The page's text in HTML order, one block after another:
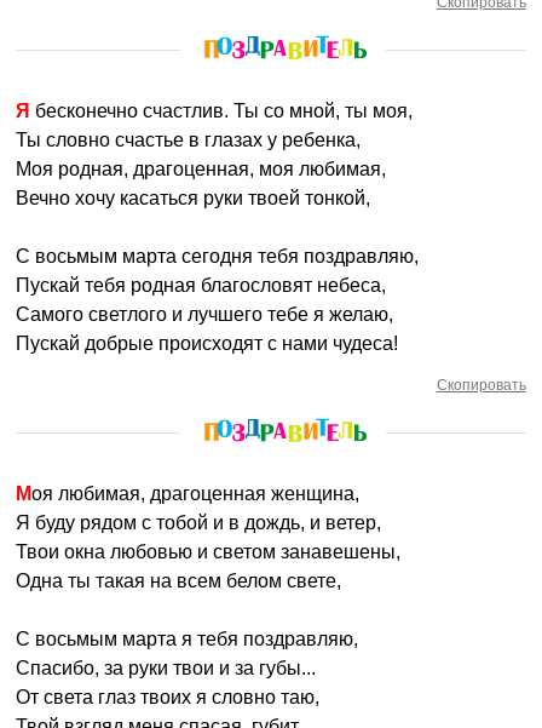
Я бесконечно счастлив. Ты со мной, ты моя,
Ты словно счастье в глазах у ребенка,
Моя родная, драгоценная, моя любимая,
Вечно хочу касаться руки твоей тонкой,
С восьмым марта сегодня тебя поздравляю,
Пускай тебя родная благословят небеса,
Самого светлого и лучшего тебе я желаю,
Пускай добрые происходят с нами чудеса!
Скопировать
Моя любимая, драгоценная женщина,
Я буду рядом с тобой и в дождь, и ветер,
Твои окна любовью и светом занавешены,
Одна ты такая на всем белом свете,
С восьмым марта я тебя поздравляю,
Спасибо, за руки твои и за губы...
От света глаз твоих я словно таю,